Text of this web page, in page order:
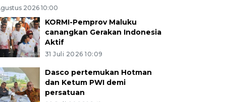
2026 10:00
KORMI-Pemprov Maluku
canangkan Gerakan Indonesia
Aktif
31 Juli 2026 10:09
Dasco pertemukan Hotman
dan Ketum PWI demi
persatuan